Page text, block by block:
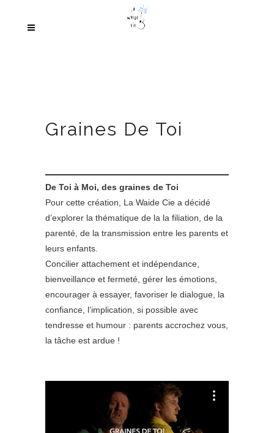
Graines De Toi
De Toi à Moi, des graines de Toi
Pour cette création, La Waide Cie a décidé
d’explorer la thématique de la la filiation, de la
parenté, de la transmission entre les parents et
leurs enfants.
Concilier attachement et indépendance,
bienveillance et fermeté, gérer les émotions,
encourager à essayer, favoriser le dialogue, la
confiance, l’implication, si possible avec
tendresse et humour : parents accrochez vous,
la tâche est ardue !